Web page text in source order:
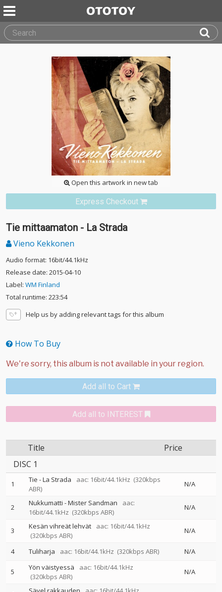
Open this artwork in new tab
Express Checkout
Tie mittaamaton - La Strada
Vieno Kekkonen
Audio format: 16bit/44.1kHz
Release date: 2015-04-10
Label: WM Finland
Total runtime: 223:54
Help us by adding relevant tags for this album
How To Buy
Add all to Cart
Add all to INTEREST
Title
Price
DISC 1
1 Tie - La Strada aac: 16bit/44.1kHz (320kbps
ABR)
N/A
2 Nukkumatti - Mister Sandman
aac:
16bit/44.1kHz (320kbps ABR)
N/A
3 Kesän vihreät lehvät
aac: 16bit/44.1kHz
(320kbps ABR)
N/A
4 Tuliharja aac: 16bit/44.1kHz (320kbps ABR) N/A
5 Yön väistyessä
aac: 16bit/44.1kHz
(320kbps ABR)
N/A